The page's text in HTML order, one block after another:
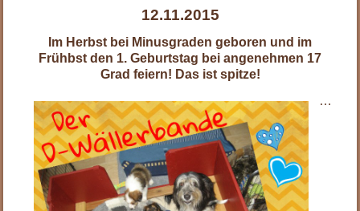
12.11.2015
Im Herbst bei Minusgraden geboren und im
Frühbst den 1. Geburtstag bei angenehmen 17
Grad feiern! Das ist spitze!
…